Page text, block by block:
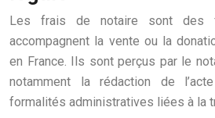
Les frais de notaire sont des
accompagnent la vente ou la
en France. Ils sont perçus par le
notamment la rédaction de
formalités administratives liées à la